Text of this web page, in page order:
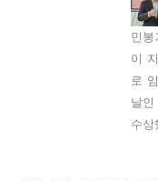
민
이
로
날
수상